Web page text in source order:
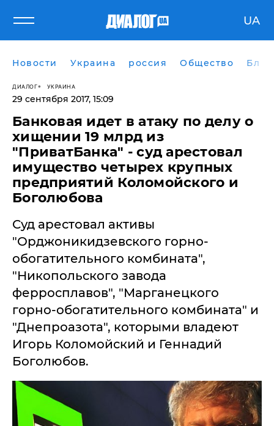
UA
Новости Украина россия Общество
ДИАЛОГ УКРАИНА
29 сентября 2017, 15:09
Банковая идет в атаку по делу о
хищении 19 млрд из
"ПриватБанка" - суд арестовал
имущество четырех крупных
предприятий Коломойского и
Боголюбова
Суд арестовал активы
"Орджоникидзевского горно-
обогатительного комбината",
"Никопольского завода
ферросплавов", "Марганецкого
горно-обогатительного комбината" и
"Днепроазота", которыми владеют
Игорь Коломойский и Геннадий
Боголюбов.